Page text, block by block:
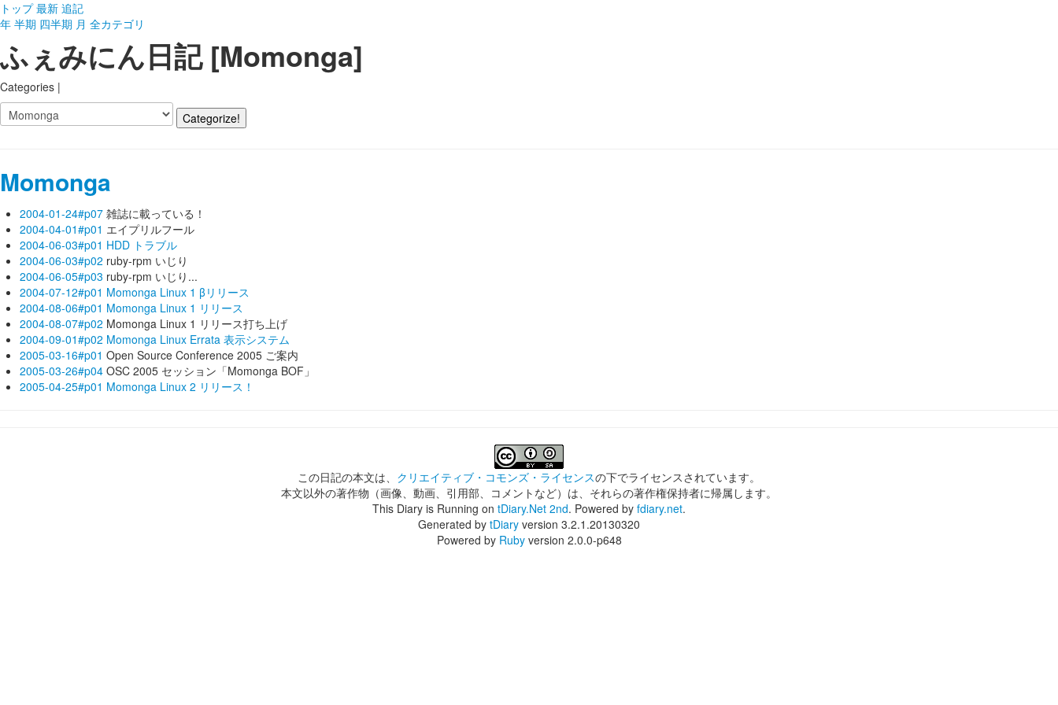
トップ 最新 追記
年 半期 四半期 月 全カテゴリ
ふぇみにん日記 [Momonga]
Categories |
Momonga
2004-01-24#p07 雑誌に載っている！
2004-04-01#p01 エイプリルフール
2004-06-03#p01 HDD トラブル
2004-06-03#p02 ruby-rpm いじり
2004-06-05#p03 ruby-rpm いじり...
2004-07-12#p01 Momonga Linux 1 βリリース
2004-08-06#p01 Momonga Linux 1 リリース
2004-08-07#p02 Momonga Linux 1 リリース打ち上げ
2004-09-01#p02 Momonga Linux Errata 表示システム
2005-03-16#p01 Open Source Conference 2005 ご案内
2005-03-26#p04 OSC 2005 セッション「Momonga BOF」
2005-04-25#p01 Momonga Linux 2 リリース！
この日記の本文は、 クリエイティブ・コモンズ・ライセンスの下でライセンスされています。
本文以外の著作物（画像、動画、引用部、コメントなど）は、それらの著作権保持者に帰属します。
This Diary is Running on tDiary.Net 2nd. Powered by fdiary.net.
Generated by tDiary version 3.2.1.20130320
Powered by Rubyversion 2.0.0-p648